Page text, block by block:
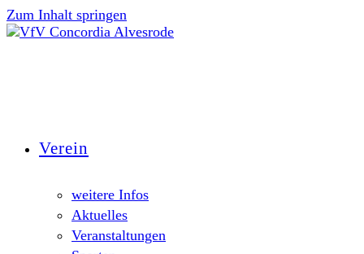
Zum Inhalt springen
Verein
weitere Infos
Aktuelles
Veranstaltungen